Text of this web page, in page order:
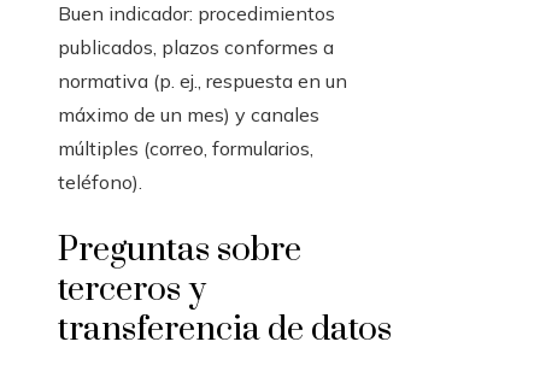
Buen indicador: procedimientos
publicados, plazos conformes a
normativa (p. ej., respuesta en un
máximo de un mes) y canales
múltiples (correo, formularios,
teléfono).
Preguntas sobre
terceros y
transferencia de datos